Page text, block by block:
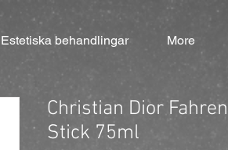
Estetiska behandlingar More
Christian Dior
Stick 75ml